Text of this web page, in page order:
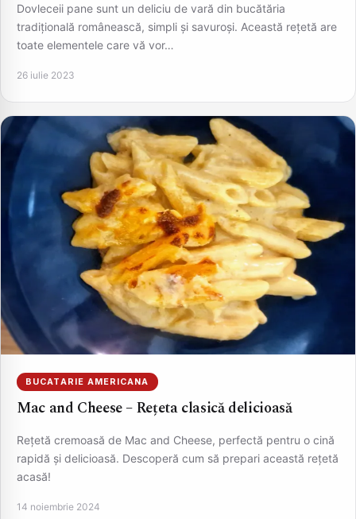
Dovleceii pane sunt un deliciu de vară din bucătăria
tradițională românească, simpli și savuroși. Această rețetă are
toate elementele care vă vor…
26 iulie 2023
BUCATARIE AMERICANA
Mac and Cheese – Rețeta clasică delicioasă
Rețetă cremoasă de Mac and Cheese, perfectă pentru o cină
rapidă și delicioasă. Descoperă cum să prepari această rețetă
acasă!
14 noiembrie 2024